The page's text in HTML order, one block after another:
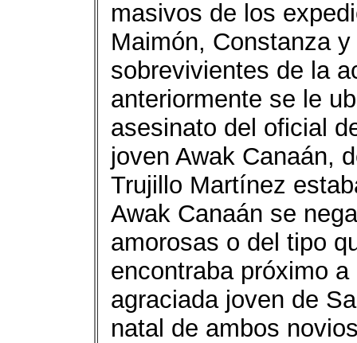
masivos de los
Maimón, Constanza
sobrevivientes de la
anteriormente se le
asesinato del oficial
joven Awak Canaán,
Trujillo Martínez
Awak Canaán se
amorosas o del tipo
encontraba próximo
agraciada joven de
natal de ambos